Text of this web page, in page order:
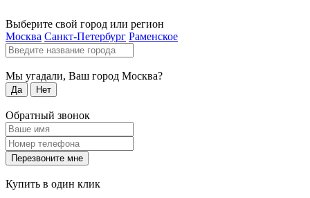
Выберите свой город или регион
Москва Санкт-Петербург Раменское
Мы угадали, Ваш город Москва?
Да Нет
Обратный звонок
Перезвоните мне
Купить в один клик